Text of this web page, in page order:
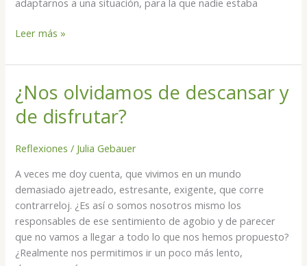
Leer más »
¿Nos olvidamos de descansar y
de disfrutar?
Reflexiones / Julia Gebauer
A veces me doy cuenta, que vivimos en un mundo
demasiado ajetreado, estresante, exigente, que corre
contrarreloj. ¿Es así o somos nosotros mismo los
responsables de ese sentimiento de agobio y de parecer
que no vamos a llegar a todo lo que nos hemos propuesto?
¿Realmente nos permitimos ir un poco más lento,
¿Nos
olvidamos
de
y
disfrutar?